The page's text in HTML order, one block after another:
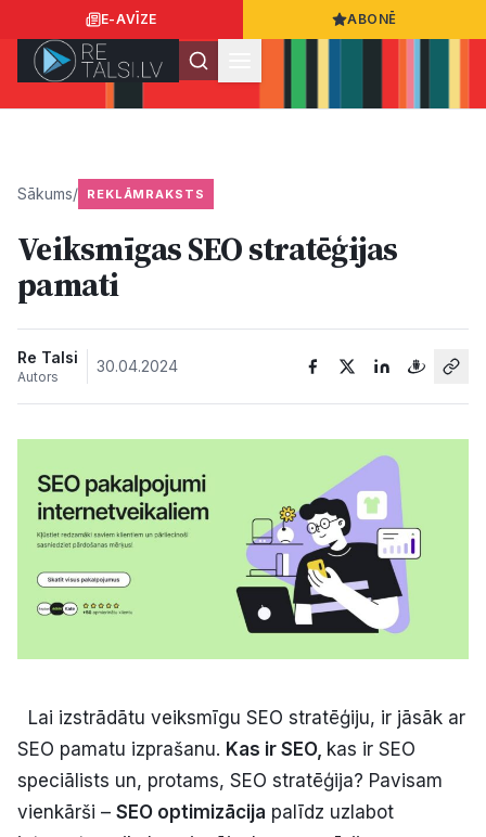
E-AVĪZE ABONĒ
Ziņas
Kultūra
Bizness
Vieta
Sludinājumi
Sākums/ REKLĀMRAKSTS
Veiksmīgas SEO stratēģijas
pamati
Re Talsi
Autors
30.04.2024
Lai izstrādātu veiksmīgu SEO stratēģiju, ir jāsāk ar
SEO pamatu izprašanu. Kas ir SEO, kas ir SEO
speciālists un, protams, SEO stratēģija? Pavisam
vienkārši – SEO optimizācija palīdz uzlabot